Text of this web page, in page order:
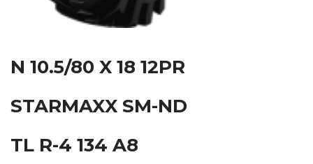
N 10.5/80 X 18 12PR
STARMAXX SM-ND
TL R-4 134 A8